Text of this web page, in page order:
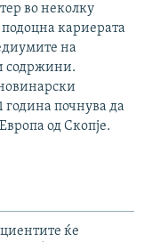
во неколку
кариерата
на
содржини.
почнува да
од Скопје.
ќе